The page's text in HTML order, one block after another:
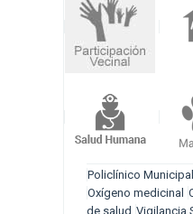
Policlínico Municipal
Oxígeno medicinal
de salud Vigilancia